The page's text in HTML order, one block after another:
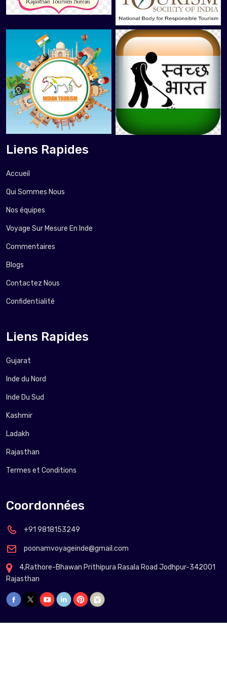
Liens Rapides
Accueil
Qui Sommes Nous
Nos équipes
Voyage Sur Mesure En Inde
Commentaires
Blogs
Contactez Nous
Confidentialité
Liens Rapides
Gujarat
Inde du Nord
Inde Du Sud
Kashmir
Ladakh
Rajasthan
Termes et Conditions
Coordonnées
+91 9818153249
poonamvoyageinde@gmail.com
4,Rathore-Bhawan Prithipura Rasala Road Jodhpur-342001
Rajasthan